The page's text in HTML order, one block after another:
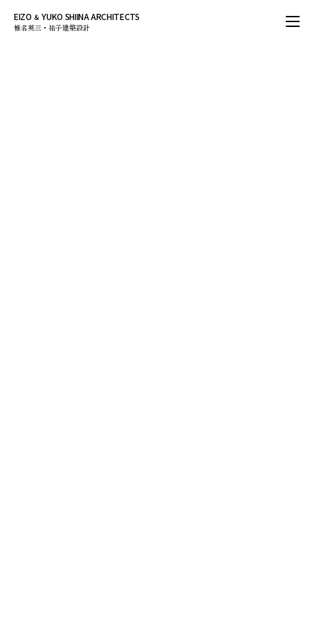
EIZO ＆ YUKO SHIINA ARCHITECTS
椎名英三・祐子建築設計